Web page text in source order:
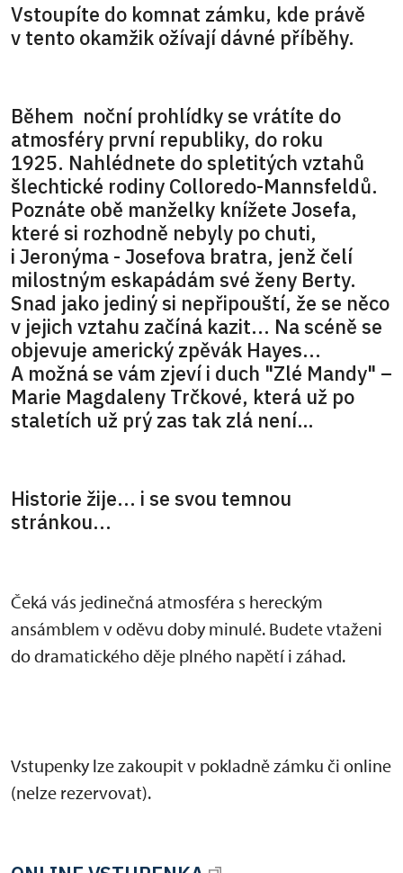
Vstoupíte do komnat zámku, kde právě
v tento okamžik ožívají dávné příběhy.
Během noční prohlídky se vrátíte do
atmosféry první republiky, do roku
1925. Nahlédnete do spletitých vztahů
šlechtické rodiny Colloredo-Mannsfeldů.
Poznáte obě manželky knížete Josefa,
které si rozhodně nebyly po chuti,
i Jeronýma - Josefova bratra, jenž čelí
milostným eskapádám své ženy Berty.
Snad jako jediný si nepřipouští, že se něco
v jejich vztahu začíná kazit... Na scéně se
objevuje americký zpěvák Hayes...
A možná se vám zjeví i duch "Zlé Mandy" –
Marie Magdaleny Trčkové, která už po
staletích už prý zas tak zlá není…
Historie žije... i se svou temnou
stránkou...
Čeká vás jedinečná atmosféra s hereckým
ansámblem v oděvu doby minulé. Budete vtaženi
do dramatického děje plného napětí i záhad.
Vstupenky lze zakoupit v pokladně zámku či online
(nelze rezervovat).